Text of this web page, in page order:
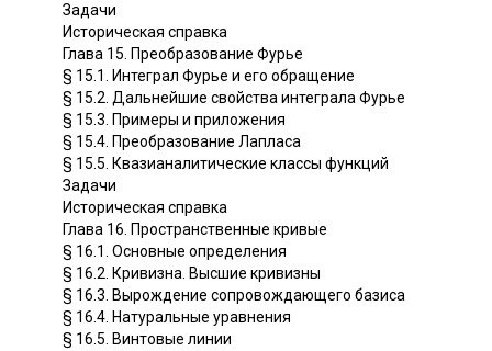
Задачи
Историческая справка
Глава 15. Преобразование Фурье
§ 15.1. Интеграл Фурье и его обращение
§ 15.2. Дальнейшие свойства интеграла Фурье
§ 15.3. Примеры и приложения
§ 15.4. Преобразование Лапласа
§ 15.5. Квазианалитические классы функций
Задачи
Историческая справка
Глава 16. Пространственные кривые
§ 16.1. Основные определения
§ 16.2. Кривизна. Высшие кривизны
§ 16.3. Вырождение сопровождающего базиса
§ 16.4. Натуральные уравнения
§ 16.5. Винтовые линии